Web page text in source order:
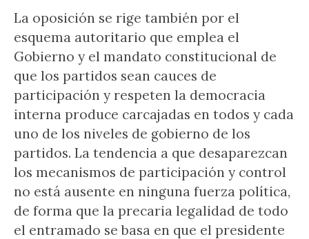
La oposición se rige también por el
esquema autoritario que emplea el
Gobierno y el mandato constitucional de
que los partidos sean cauces de
participación y respeten la democracia
interna produce carcajadas en todos y cada
uno de los niveles de gobierno de los
partidos. La tendencia a que desaparezcan
los mecanismos de participación y control
no está ausente en ninguna fuerza política,
de forma que la precaria legalidad de todo
el entramado se basa en que el presidente